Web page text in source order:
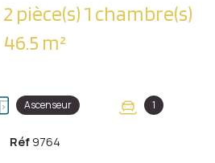
46.5 m²
Ascenseur 1
Réf 9764